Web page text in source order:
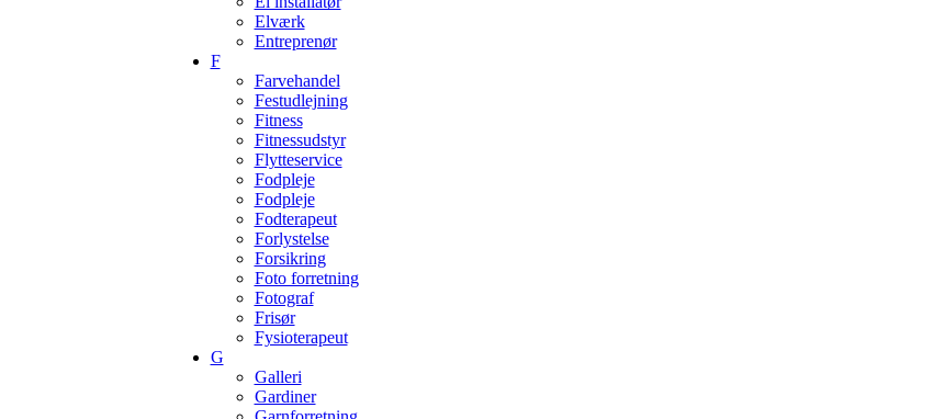
Elværk
Entreprenør
F
Farvehandel
Festudlejning
Fitness
Fitnessudstyr
Flytteservice
Fodpleje
Fodpleje
Fodterapeut
Forlystelse
Forsikring
Foto forretning
Fotograf
Frisør
Fysioterapeut
G
Galleri
Gardiner